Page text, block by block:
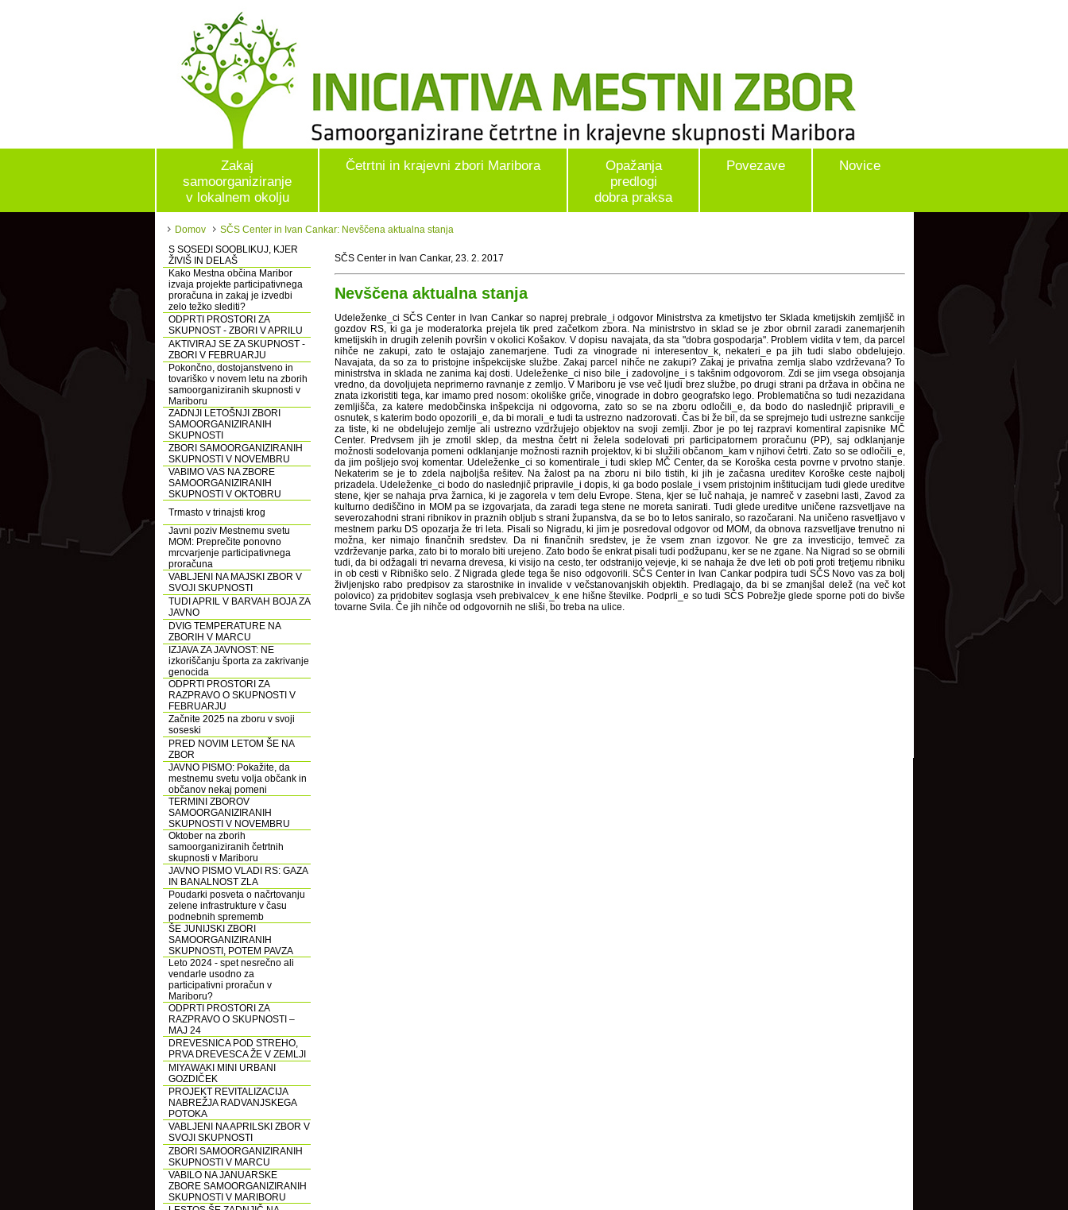
Zakaj
samoorganiziranje
v lokalnem okolju
Četrtni in krajevni zbori Maribora
Opažanja
predlogi
dobra praksa
Povezave Novice
Domov
SČS Center in Ivan Cankar: Nevščena aktualna stanja
S SOSEDI SOOBLIKUJ, KJER
ŽIVIŠ IN DELAŠ
Kako Mestna občina Maribor
izvaja projekte participativnega
proračuna in zakaj je izvedbi
zelo težko slediti?
ODPRTI PROSTORI ZA
SKUPNOST - ZBORI V APRILU
AKTIVIRAJ SE ZA SKUPNOST -
ZBORI V FEBRUARJU
Pokončno, dostojanstveno in
tovariško v novem letu na zborih
samoorganiziranih skupnosti v
Mariboru
ZADNJI LETOŠNJI ZBORI
SAMOORGANIZIRANIH
SKUPNOSTI
ZBORI SAMOORGANIZIRANIH
SKUPNOSTI V NOVEMBRU
VABIMO VAS NA ZBORE
SAMOORGANIZIRANIH
SKUPNOSTI V OKTOBRU
Trmasto v trinajsti krog
Javni poziv Mestnemu svetu
MOM: Preprečite ponovno
mrcvarjenje participativnega
proračuna
VABLJENI NA MAJSKI ZBOR V
SVOJI SKUPNOSTI
TUDI APRIL V BARVAH BOJA ZA
JAVNO
DVIG TEMPERATURE NA
ZBORIH V MARCU
IZJAVA ZA JAVNOST: NE
izkoriščanju športa za zakrivanje
genocida
ODPRTI PROSTORI ZA
RAZPRAVO O SKUPNOSTI V
FEBRUARJU
Začnite 2025 na zboru v svoji
soseski
PRED NOVIM LETOM ŠE NA
ZBOR
JAVNO PISMO: Pokažite, da
mestnemu svetu volja občank in
občanov nekaj pomeni
TERMINI ZBOROV
SAMOORGANIZIRANIH
SKUPNOSTI V NOVEMBRU
Oktober na zborih
samoorganiziranih četrtnih
skupnosti v Mariboru
JAVNO PISMO VLADI RS: GAZA
IN BANALNOST ZLA
Poudarki posveta o načrtovanju
zelene infrastrukture v času
podnebnih sprememb
ŠE JUNIJSKI ZBORI
SAMOORGANIZIRANIH
SKUPNOSTI, POTEM PAVZA
Leto 2024 - spet nesrečno ali
vendarle usodno za
participativni proračun v
Mariboru?
ODPRTI PROSTORI ZA
RAZPRAVO O SKUPNOSTI –
MAJ 24
DREVESNICA POD STREHO,
PRVA DREVESCA ŽE V ZEMLJI
MIYAWAKI MINI URBANI
GOZDIČEK
PROJEKT REVITALIZACIJA
NABREŽJA RADVANJSKEGA
POTOKA
VABLJENI NA APRILSKI ZBOR V
SVOJI SKUPNOSTI
ZBORI SAMOORGANIZIRANIH
SKUPNOSTI V MARCU
VABILO NA JANUARSKE
ZBORE SAMOORGANIZIRANIH
SKUPNOSTI V MARIBORU
SČS Center in Ivan Cankar, 23. 2. 2017
Nevščena aktualna stanja
Udeleženke_ci SČS Center in Ivan Cankar so naprej prebrale_i odgovor Ministrstva za kmetijstvo ter Sklada kmetijskih zemljišč in
gozdov RS, ki ga je moderatorka prejela tik pred začetkom zbora. Na ministrstvo in sklad se je zbor obrnil zaradi zanemarjenih
kmetijskih in drugih zelenih površin v okolici Košakov. V dopisu navajata, da sta "dobra gospodarja". Problem vidita v tem, da parcel
nihče ne zakupi, zato te ostajajo zanemarjene. Tudi za vinograde ni interesentov_k, nekateri_e pa jih tudi slabo obdelujejo.
Navajata, da so za to pristojne inšpekcijske službe. Zakaj parcel nihče ne zakupi? Zakaj je privatna zemlja slabo vzdrževana? To
ministrstva in sklada ne zanima kaj dosti. Udeleženke_ci niso bile_i zadovoljne_i s takšnim odgovorom. Zdi se jim vsega obsojanja
vredno, da dovoljujeta neprimerno ravnanje z zemljo. V Mariboru je vse več ljudi brez službe, po drugi strani pa država in občina ne
znata izkoristiti tega, kar imamo pred nosom: okoliške griče, vinograde in dobro geografsko lego. Problematična so tudi nezazidana
zemljišča, za katere medobčinska inšpekcija ni odgovorna, zato so se na zboru odločili_e, da bodo do naslednjič pripravili_e
osnutek, s katerim bodo opozorili_e, da bi morali_e tudi ta ustrezno nadzorovati. Čas bi že bil, da se sprejmejo tudi ustrezne sankcije
za tiste, ki ne obdelujejo zemlje ali ustrezno vzdržujejo objektov na svoji zemlji. Zbor je po tej razpravi komentiral zapisnike MČ
Center. Predvsem jih je zmotil sklep, da mestna četrt ni želela sodelovati pri participatornem proračunu (PP), saj odklanjanje
možnosti sodelovanja pomeni odklanjanje možnosti raznih projektov, ki bi služili občanom_kam v njihovi četrti. Zato so se odločili_e,
da jim pošljejo svoj komentar. Udeleženke_ci so komentirale_i tudi sklep MČ Center, da se Koroška cesta povrne v prvotno stanje.
Nekaterim se je to zdela najboljša rešitev. Na žalost pa na zboru ni bilo tistih, ki jih je začasna ureditev Koroške ceste najbolj
prizadela. Udeleženke_ci bodo do naslednjič pripravile_i dopis, ki ga bodo poslale_i vsem pristojnim inštitucijam tudi glede ureditve
stene, kjer se nahaja prva žarnica, ki je zagorela v tem delu Evrope. Stena, kjer se luč nahaja, je namreč v zasebni lasti, Zavod za
kulturno dediščino in MOM pa se izgovarjata, da zaradi tega stene ne moreta sanirati. Tudi glede ureditve uničene razsvetljave na
severozahodni strani ribnikov in praznih obljub s strani županstva, da se bo to letos saniralo, so razočarani. Na uničeno rasvetljavo v
mestnem parku DS opozarja že tri leta. Pisali so Nigradu, ki jim je posredoval odgovor od MOM, da obnova razsvetljave trenutno ni
možna, ker nimajo finančnih sredstev. Da ni finančnih sredstev, je že vsem znan izgovor. Ne gre za investicijo, temveč za
vzdrževanje parka, zato bi to moralo biti urejeno. Zato bodo še enkrat pisali tudi podžupanu, ker se ne zgane. Na Nigrad so se obrnili
tudi, da bi odžagali tri nevarna drevesa, ki visijo na cesto, ter odstranijo vejevje, ki se nahaja že dve leti ob poti proti tretjemu ribniku
in ob cesti v Ribniško selo. Z Nigrada glede tega še niso odgovorili. SČS Center in Ivan Cankar podpira tudi SČS Novo vas za bolj
življenjsko rabo predpisov za starostnike in invalide v večstanovanjskih objektih. Predlagajo, da bi se zmanjšal delež (na več kot
polovico) za pridobitev soglasja vseh prebivalcev_k ene hišne številke. Podprli_e so tudi SČS Pobrežje glede sporne poti do bivše
tovarne Svila. Če jih nihče od odgovornih ne sliši, bo treba na ulice.